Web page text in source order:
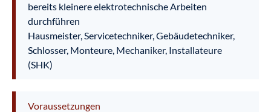
bereits kleinere elektrotechnische Arbeiten
durchführen
Hausmeister, Servicetechniker, Gebäudetechniker,
Schlosser, Monteure, Mechaniker, Installateure
(SHK)
Voraussetzungen